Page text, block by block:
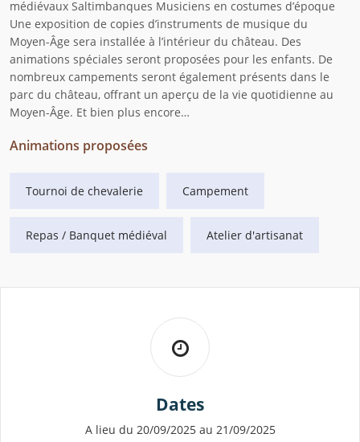
médiévaux Saltimbanques Musiciens en costumes d’époque
Une exposition de copies d’instruments de musique du
Moyen-Âge sera installée à l’intérieur du château. Des
animations spéciales seront proposées pour les enfants. De
nombreux campements seront également présents dans le
parc du château, offrant un aperçu de la vie quotidienne au
Moyen-Âge. Et bien plus encore…
Animations proposées
Tournoi de chevalerie Campement
Repas / Banquet médiéval Atelier d'artisanat
Dates
A lieu du 20/09/2025 au 21/09/2025